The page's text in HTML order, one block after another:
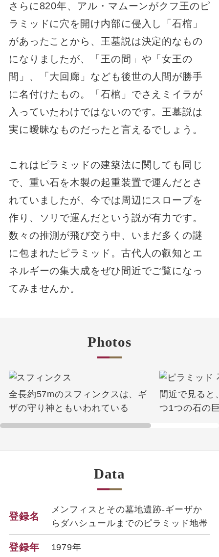
さらに820年、アル・マムーンがクフ王のピ
ラミッドに穴を開け内部に侵入し「石棺」
があったことから、王墓説は決定的なもの
になりましたが、「王の間」や「女王の
間」、「大回廊」なども後世の人間が勝手
に名付けたもの。「石棺」でさえミイラが
入っていたわけではないのです。王墓説は
実に曖昧なものだったと言えるでしょう。
これはピラミッドの建築法に関しても同じ
で、重い石を木製の起重装置で運んだとさ
れていましたが、今では周辺にスロープを
作り、ソリで運んだという説が有力です。
数々の推測が飛び交う中、いまだ多くの謎
に包まれたピラミッド。古代人の叡知とエ
ネルギーの集大成をぜひ間近でご覧になっ
てみませんか。
Photos
全長約57mのスフィンクスは、ギ
ザの守り神ともいわれている
間近で見ると
つ1つの石の
Data
登録名
メンフィスとその墓地遺跡-ギーザか
らダハシュールまでのピラミッド地帯
登録年 1979年